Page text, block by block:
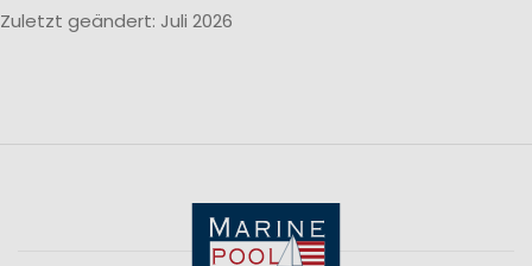
Zuletzt geändert: Juli 2026